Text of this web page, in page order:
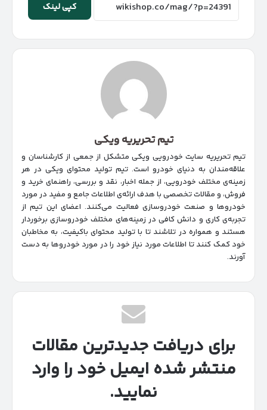
کپی لینک
تیم تحریریه ویکی
تیم تحریریه سایت خودرویی ویکی متشکل از جمعی از کارشناسان و
علاقه‌مندان به دنیای خودرو است. تیم تولید محتوای ویکی در هر
زمینه‌‌ی مختلف خودرویی، از جمله اخبار، نقد و بررسی، راهنمای خرید و
فروش، و مقالات تخصصی با هدف ارائه‌ی اطلاعات جامع و مفید در مورد
خودروها و صنعت خودروسازی فعالیت می‌کنند. اعضای این تیم از
تجربه‌ی کاری و دانش کافی در زمینه‌های مختلف خودروسازی برخوردار
هستند و همواره در تلاشند تا با تولید محتوای باکیفیت، به مخاطبان
خود کمک کنند تا اطلاعات مورد نیاز خود را در مورد خودروها به دست
آورند.
برای دریافت جدیدترین مقالات
منتشر شده ایمیل خود را وارد
نمایید.